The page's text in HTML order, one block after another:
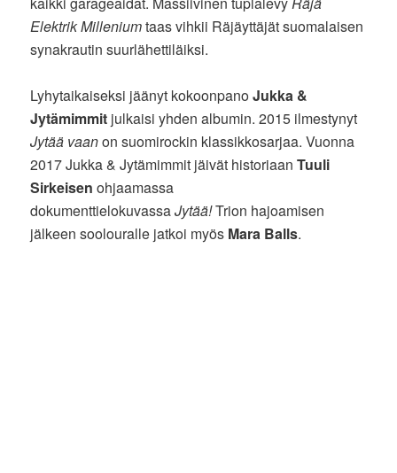
Elektrik Milleniumtaas vihkii Räjäyttäjät suomalaisen
synakrautin suurlähettiläiksi.
Lyhytaikaiseksi jäänyt kokoonpanoJukka &
Jytämimmit julkaisi yhden albumin. 2015 ilmestynyt
Jytää vaanon suomirockin klassikkosarjaa. Vuonna
2017 Jukka & Jytämimmit jäivät historiaanTuuli
Sirkeisenohjaamassa
dokumenttielokuvassaJytää!Trion hajoamisen
jälkeen soolouralle jatkoi myös Mara Balls.